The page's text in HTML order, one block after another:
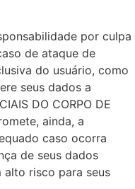
por culpa
de ataque de
do usuário, como
seus dados a
DO CORPO DE
ainda, a
caso ocorra
de seus dados
alto risco para seus